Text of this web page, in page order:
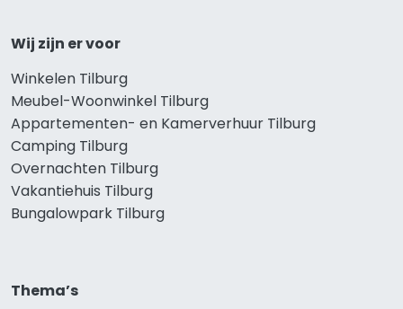
Wij zijn er voor
Winkelen Tilburg
Meubel-Woonwinkel Tilburg
Appartementen- en Kamerverhuur Tilburg
Camping Tilburg
Overnachten Tilburg
Vakantiehuis Tilburg
Bungalowpark Tilburg
Thema’s